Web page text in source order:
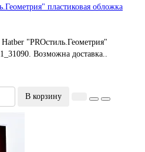
пластиковая обложка
"PROстиль.Геометрия"
Возможна доставка..
В корзину